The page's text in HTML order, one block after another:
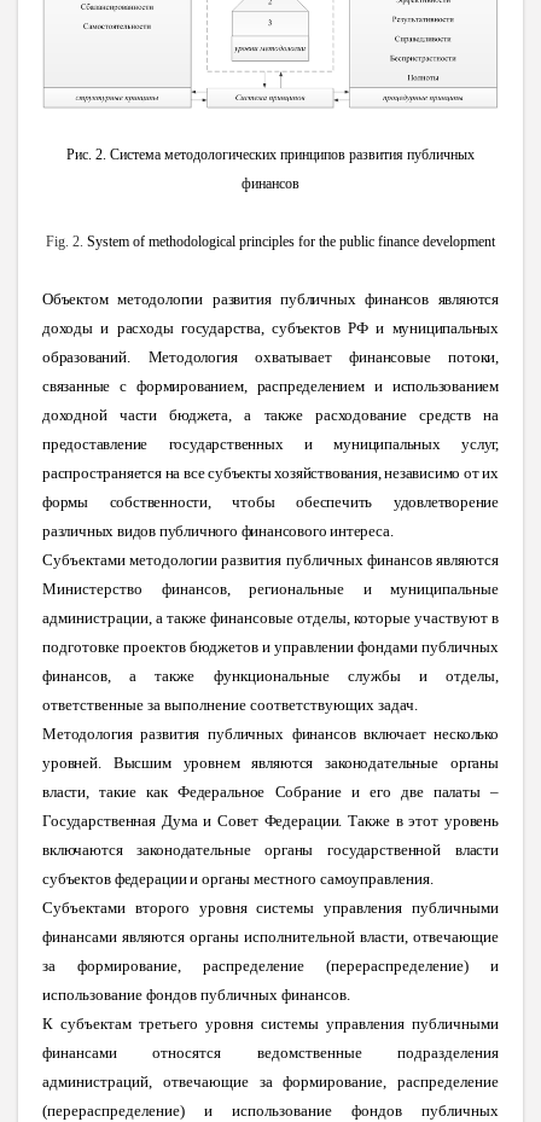
Рис. 2. Система методологических принципов развития публичных
финансов
Fig. 2. System of methodological principles for the public finance development
Объектом методологии развития публичных финансов являются
доходы и расходы государства, субъектов РФ и муниципальных
образований. Методология охватывает финансовые потоки,
связанные с формированием, распределением и использованием
доходной части бюджета, а также расходование средств на
предоставление государственных и муниципальных услуг,
распространяется на все субъекты хозяйствования, независимо от их
формы собственности, чтобы обеспечить удовлетворение
различных видов публичного финансового интереса.
Субъектами методологии развития публичных финансов являются
Министерство финансов, региональные и муниципальные
администрации, а также финансовые отделы, которые участвуют в
подготовке проектов бюджетов и управлении фондами публичных
финансов, а также функциональные службы и отделы,
ответственные за выполнение соответствующих задач.
Методология развития публичных финансов включает несколько
уровней. Высшим уровнем являются законодательные органы
власти, такие как Федеральное Собрание и его две палаты –
Государственная Дума и Совет Федерации. Также в этот уровень
включаются законодательные органы государственной власти
субъектов федерации и органы местного самоуправления.
Субъектами второго уровня системы управления публичными
финансами являются органы исполнительной власти, отвечающие
за формирование, распределение (перераспределение) и
использование фондов публичных финансов.
К субъектам третьего уровня системы управления публичными
финансами относятся ведомственные подразделения
администраций, отвечающие за формирование, распределение
(перераспределение) и использование фондов публичных